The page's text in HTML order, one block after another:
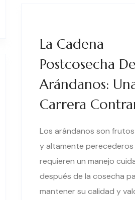
La Cadena
Postcosecha De
Arándanos:
Carrera
Los arándanos son
y altamente perecederos
requieren un manejo
después de la cosecha
mantener su calidad y